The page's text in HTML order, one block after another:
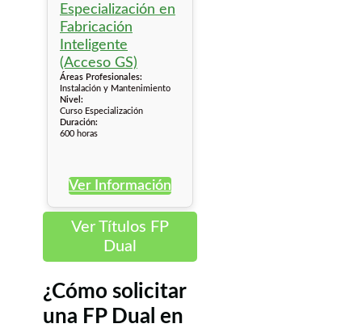
Áreas Profesionales:
Instalación y Mantenimiento
Nivel:
Curso Especialización
Duración:
600 horas
Ver Información
Ver Títulos FP
Dual
¿Cómo solicitar
una FP Dual en